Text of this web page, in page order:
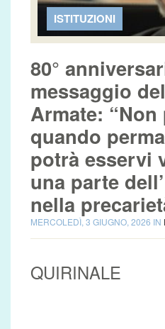
ISTITUZIONI
80°
messaggio
Armate:
quando
potrà esservi
una parte
nella
MERCOLEDÌ, 3 GIUGNO, 2026 IN
QUIRINALE